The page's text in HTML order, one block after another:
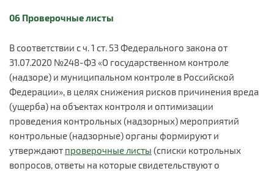
06 Проверочные листы
В соответствии с ч. 1 ст. 53 Федерального закона от
31.07.2020 №248-ФЗ «О государственном контроле
(надзоре) и муниципальном контроле в Российской
Федерации», в целях снижения рисков причинения вреда
(ущерба) на объектах контроля и оптимизации
проведения контрольных (надзорных) мероприятий
контрольные (надзорные) органы формируют и
утверждают проверочные листы (списки котрольных
вопросов, ответы на которые свидетельствуют о